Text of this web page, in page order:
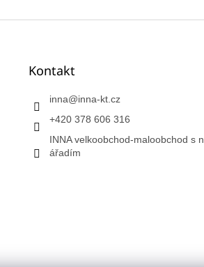
Kontakt
inna@inna-kt.cz
+420 378 606 316
INNA velkoobchod-maloobchod s n
ářadím